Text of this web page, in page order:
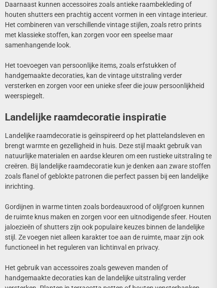
Daarnaast kunnen accessoires zoals antieke raambekleding of
houten shutters een prachtig accent vormen in een vintage interieur.
Het combineren van verschillende vintage stijlen, zoals retro prints
met klassieke stoffen, kan zorgen voor een speelse maar
samenhangende look.
Het toevoegen van persoonlijke items, zoals erfstukken of
handgemaakte decoraties, kan de vintage uitstraling verder
versterken en zorgen voor een unieke sfeer die jouw persoonlijkheid
weerspiegelt.
Landelijke raamdecoratie inspiratie
Landelijke raamdecoratie is geïnspireerd op het plattelandsleven en
brengt warmte en gezelligheid in huis. Deze stijl maakt gebruik van
natuurlijke materialen en aardse kleuren om een rustieke uitstraling te
creëren. Bij landelijke raamdecoratie kun je denken aan zware stoffen
zoals flanel of geblokte patronen die perfect passen bij een landelijke
inrichting.
Gordijnen in warme tinten zoals bordeauxrood of olijfgroen kunnen
de ruimte knus maken en zorgen voor een uitnodigende sfeer. Houten
jaloezieën of shutters zijn ook populaire keuzes binnen de landelijke
stijl. Ze voegen niet alleen karakter toe aan de ruimte, maar zijn ook
functioneel in het reguleren van lichtinval en privacy.
Het gebruik van accessoires zoals geweven manden of
handgemaakte decoraties kan de landelijke uitstraling verder